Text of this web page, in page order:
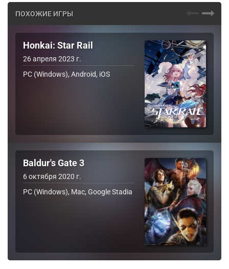
ПОХОЖИЕ ИГРЫ
Honkai: Star Rail
26 апреля 2023 г.
PC (Windows), Android, iOS
Baldur's Gate 3
6 октября 2020 г.
PC (Windows), Mac, Google Stadia